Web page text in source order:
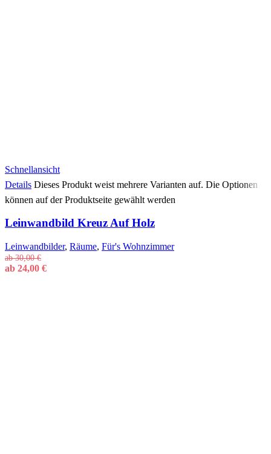
Schnellansicht
Details Dieses Produkt weist mehrere Varianten auf. Die Optionen
können auf der Produktseite gewählt werden
Leinwandbild Kreuz Auf Holz
Leinwandbilder, Räume, Für's Wohnzimmer
ab30,00€
ab 24,00 €